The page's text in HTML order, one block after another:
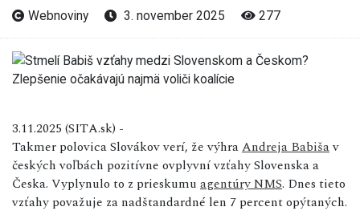
Webnoviny 3. november 2025 277
3.11.2025 (SITA.sk) -
Takmer polovica Slovákov verí, že výhraAndreja Babišav
českých voľbách pozitívne ovplyvní vzťahy Slovenska a
Česka. Vyplynulo to z prieskumu agentúry NMS. Dnes tieto
vzťahy považuje za nadštandardné len 7 percent opýtaných.